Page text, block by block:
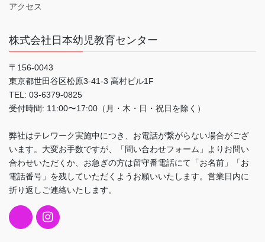
アクセス
株式会社日本幼児教育センター
〒156-0043
東京都世田谷区松原3-41-3 高村ビル1F
TEL: 03-6379-0825
受付時間: 11:00〜17:00（月・木・日・祝日を除く）
弊社はテレワーク実施中につき、お電話が繋がらない場合がござ
います。大変お手数ですが、「問い合わせフォーム」よりお問い
合わせいただくか、お急ぎの方は留守番電話にて「お名前」「お
電話番号」を残していただくようお願いいたします。営業日内に
折り返しご連絡いたします。